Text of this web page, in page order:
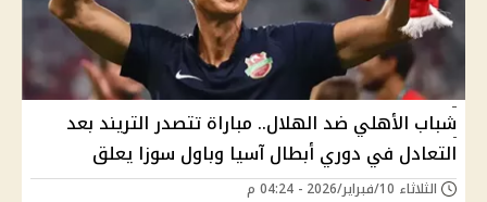
شباب الأهلي ضد الهلال.. مباراة تتصدر التريند بعد
التعادل في دوري أبطال آسيا وباول سوزا يعلق
الثلاثاء 10/فبراير/2026 - 04:24 م